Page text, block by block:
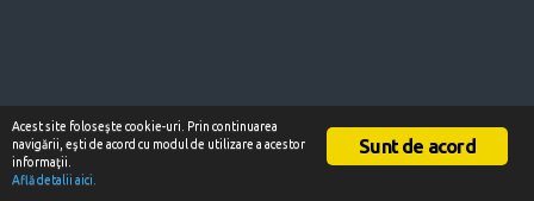
Sunt de acord
Acest site foloseşte cookie-uri. Prin continuarea
navigării, eşti de acord cu modul de utilizare a acestor
informaţii.
Află detalii aici.